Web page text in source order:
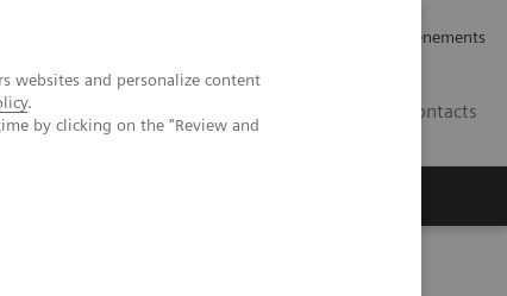
websites and personalize content
.
by clicking on the "Review and
Nouvelles et événements
Contacts